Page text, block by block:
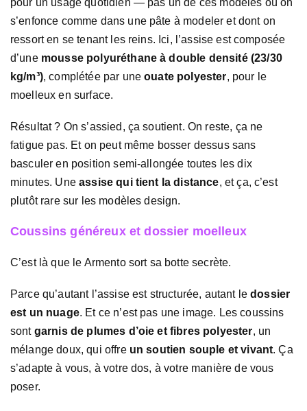
pour un usage quotidien — pas un de ces modèles où on
s’enfonce comme dans une pâte à modeler et dont on
ressort en se tenant les reins. Ici, l’assise est composée
d’une mousse polyuréthane à double densité (23/30
kg/m³), complétée par uneouate polyester, pour le
moelleux en surface.
Résultat ? On s’assied, ça soutient. On reste, ça ne
fatigue pas. Et on peut même bosser dessus sans
basculer en position semi-allongée toutes les dix
minutes. Uneassise qui tient la distance, et ça, c’est
plutôt rare sur les modèles design.
Coussins généreux et dossier moelleux
C’est là que le Armento sort sa botte secrète.
Parce qu’autant l’assise est structurée, autant ledossier
est un nuage. Et ce n’est pas une image. Les coussins
sont garnis de plumes d’oie et fibres polyester, un
mélange doux, qui offre un soutien souple et vivant. Ça
s’adapte à vous, à votre dos, à votre manière de vous
poser.